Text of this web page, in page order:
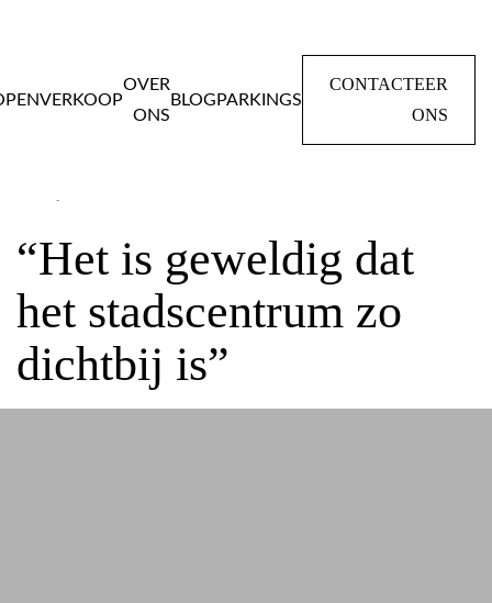
VERKOOP
OVER
ONS
BLOG PARKINGS
CONTACTEER
ONS
“Het is geweldig dat
het stadscentrum zo
dichtbij is”